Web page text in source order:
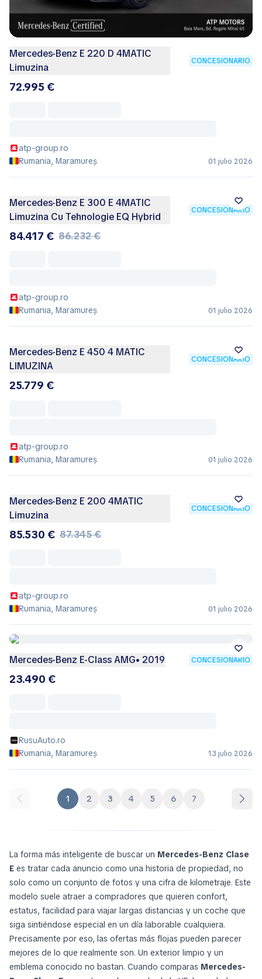
compradores/mes
Mercedes-Benz E 200 4MATIC
Limuzina
CONCESIONARIO
76.413 € 78.228 €
atp-group.ro
Rumania, Maramureș
01 julio 2026
Mercedes-Benz E 220 D 4MATIC
01 julio 2026
84.417 € 86.232 €
atp-group.ro
Rumania, Maramureș